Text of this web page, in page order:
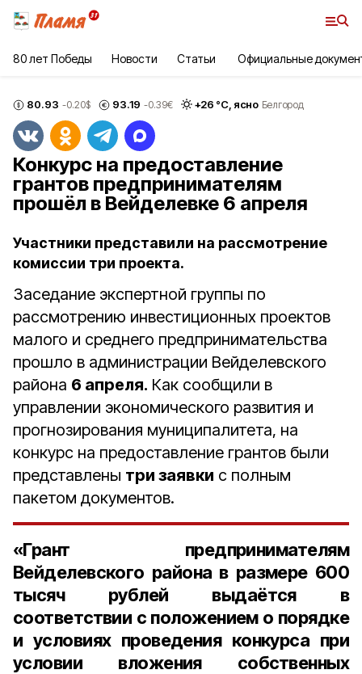
80 лет Победы Новости Статьи Официальные
80.93 -0.20$ 93.19 -0.39€ +26 °С, ясно Белгород
Конкурс на предоставление
грантов предпринимателям
прошёл в Вейделевке 6 апреля
Участники представили на рассмотрение
комиссии три проекта.
Заседание экспертной группы по
рассмотрению инвестиционных проектов
малого и среднего предпринимательства
прошло в администрации Вейделевского
района 6 апреля. Как сообщили в
управлении экономического развития и
прогнозирования муниципалитета, на
конкурс на предоставление грантов были
представлены три заявки с полным
пакетом документов.
«Грант предпринимателям
Вейделевского района в размере 600
тысяч рублей выдаётся в
соответствии с положением о порядке
и условиях проведения конкурса при
условии вложения собственных